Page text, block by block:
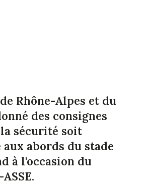
Rhône-Alpes et du
des consignes
sécurité soit
abords du stade
à l'occasion du